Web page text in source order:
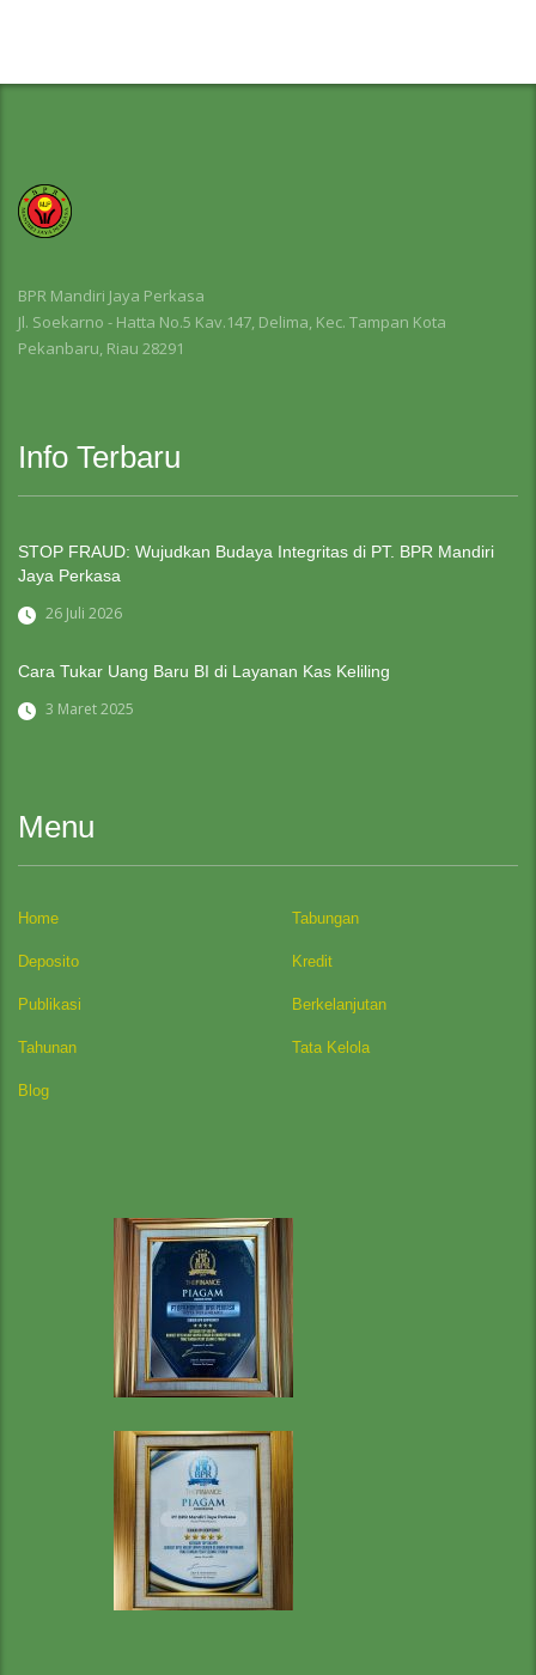
BPR Mandiri Jaya Perkasa
Jl. Soekarno - Hatta No.5 Kav.147, Delima, Kec. Tampan Kota
Pekanbaru, Riau 28291
Info Terbaru
STOP FRAUD: Wujudkan Budaya Integritas di PT. BPR Mandiri
Jaya Perkasa
26 Juli 2026
Cara Tukar Uang Baru BI di Layanan Kas Keliling
3 Maret 2025
Menu
Home Tabungan
Deposito Kredit
Publikasi Berkelanjutan
Tahunan Tata Kelola
Blog